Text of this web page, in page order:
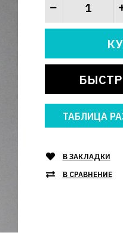
ТАБЛИЦА
В ЗАКЛАДКИ
В СРАВНЕНИЕ